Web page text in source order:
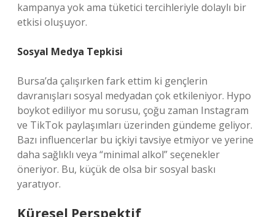
kampanya yok ama tüketici tercihleriyle dolaylı bir
etkisi oluşuyor.
Sosyal Medya Tepkisi
Bursa’da çalışırken fark ettim ki gençlerin
davranışları sosyal medyadan çok etkileniyor. Hypo
boykot ediliyor mu sorusu, çoğu zaman Instagram
ve TikTok paylaşımları üzerinden gündeme geliyor.
Bazı influencerlar bu içkiyi tavsiye etmiyor ve yerine
daha sağlıklı veya “minimal alkol” seçenekler
öneriyor. Bu, küçük de olsa bir sosyal baskı
yaratıyor.
Küresel Perspektif